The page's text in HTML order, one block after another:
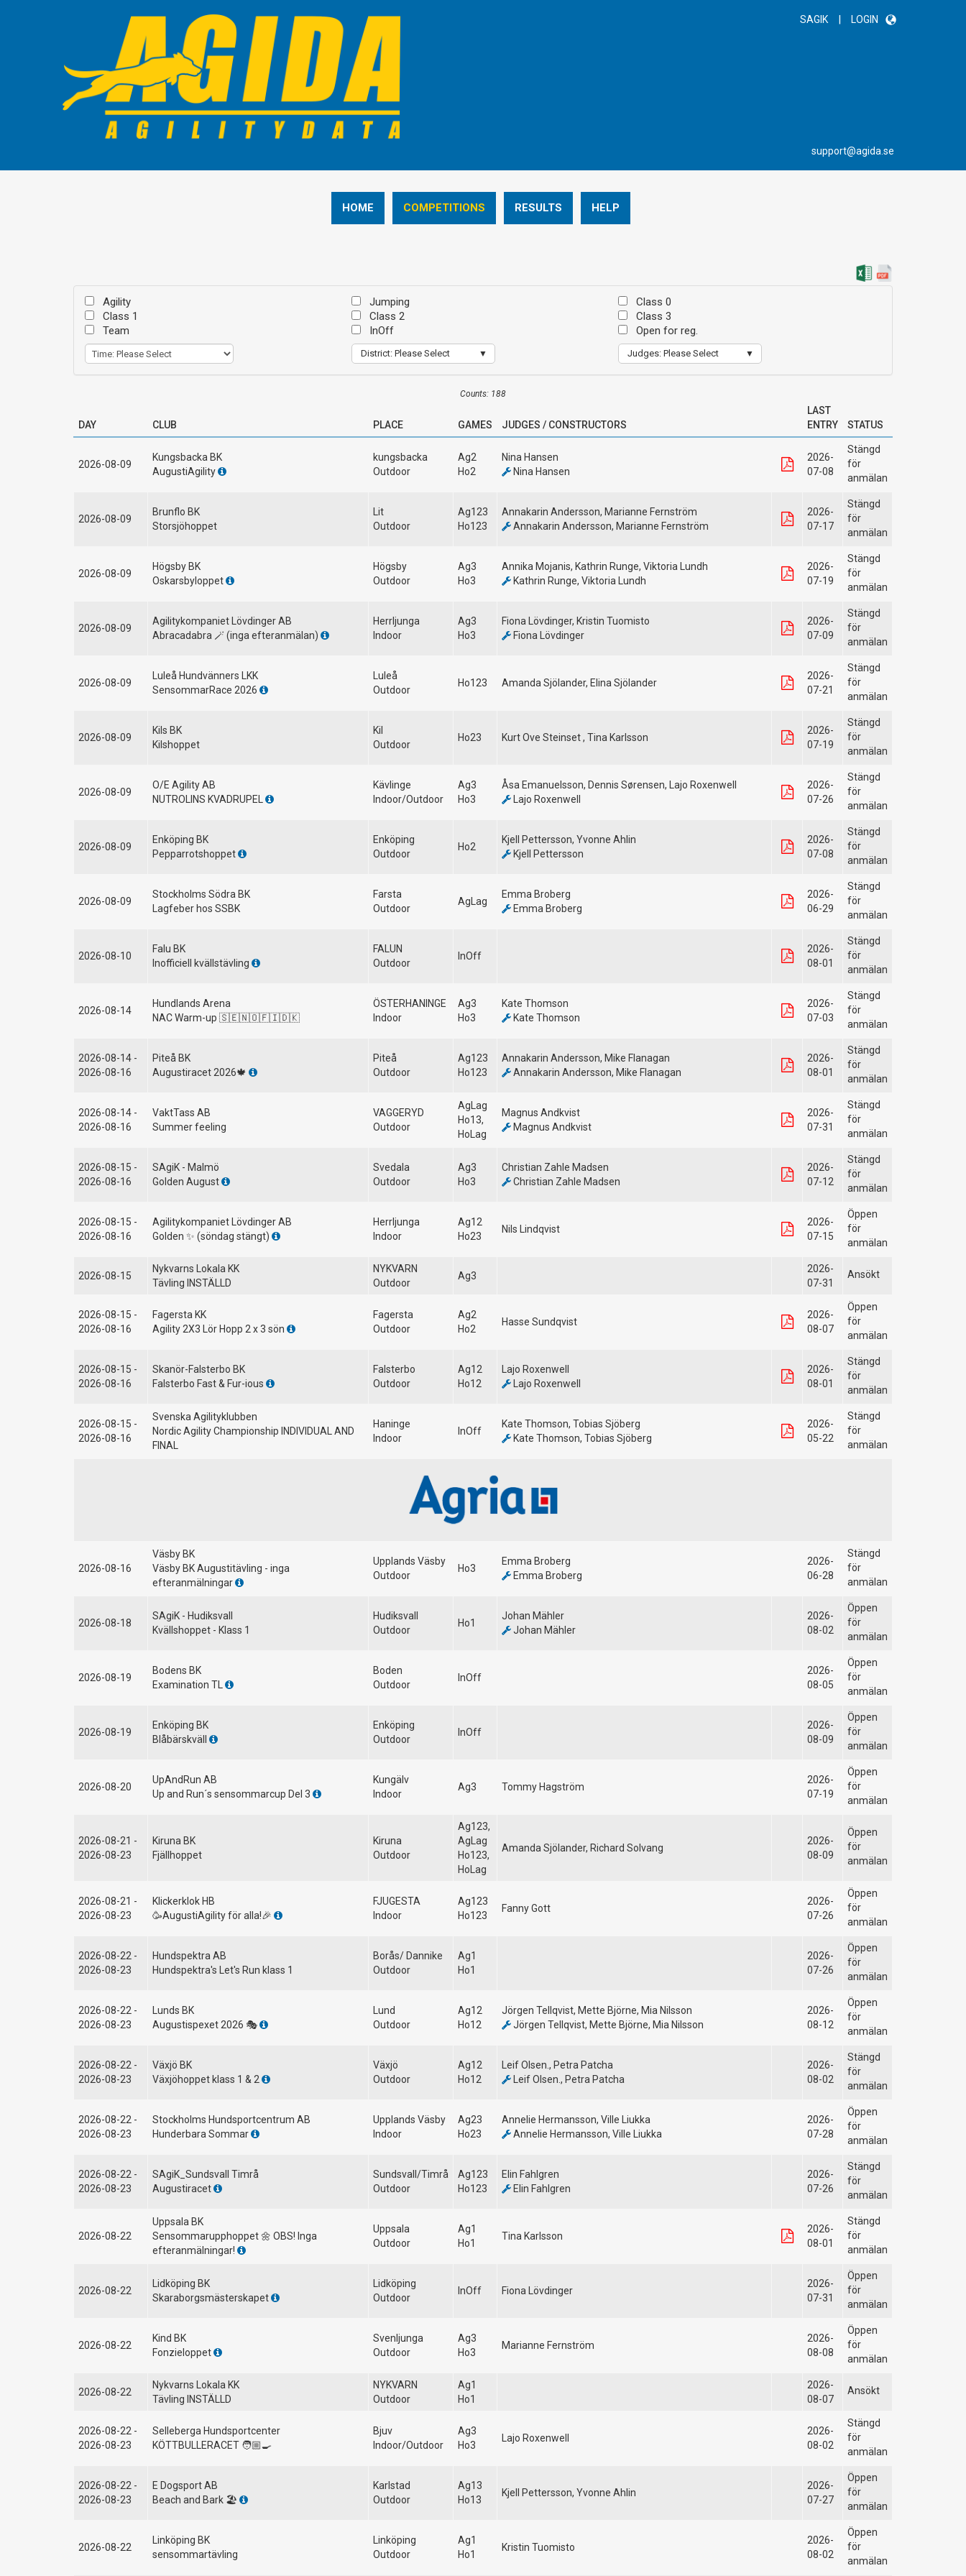
SAGIK | LOGIN
support@agida.se
HOME COMPETITIONS RESULTS HELP
Agility Jumping
Class 0
Class 1
Class 2
Class 3
Team
InOff Open for reg.
District: Please Select Judges: Please Select
Counts: 188
DAY CLUB PLACE GAMES JUDGES / CONSTRUCTORS
LAST
ENTRY
STATUS
2026-08-09
Kungsbacka BK
AugustiAgility
kungsbacka
Outdoor
Ag2
Ho2
Nina Hansen
Nina Hansen
2026-
07-08
Stängd
för
anmälan
2026-08-09
Brunflo BK
Storsjöhoppet
Lit
Outdoor
Ag123
Ho123
Annakarin Andersson, Marianne Fernström
Annakarin Andersson, Marianne Fernström
2026-
07-17
Stängd
för
anmälan
2026-08-09
Högsby BK
Oskarsbyloppet
Högsby
Outdoor
Ag3
Ho3
Annika Mojanis, Kathrin Runge, Viktoria Lundh
Kathrin Runge, Viktoria Lundh
2026-
07-19
Stängd
för
anmälan
2026-08-09
Agilitykompaniet Lövdinger AB
Abracadabra 🪄 (inga efteranmälan)
Herrljunga
Indoor
Ag3
Ho3
Fiona Lövdinger, Kristin Tuomisto
Fiona Lövdinger
2026-
07-09
Stängd
för
anmälan
2026-08-09
Luleå Hundvänners LKK
SensommarRace 2026
Luleå
Outdoor
Ho123 Amanda Sjölander, Elina Sjölander
2026-
07-21
Stängd
för
anmälan
2026-08-09
Kils BK
Kilshoppet
Kil
Outdoor
Ho23 Kurt Ove Steinset , Tina Karlsson
2026-
07-19
Stängd
för
anmälan
2026-08-09
O/E Agility AB
NUTROLINS KVADRUPEL
Kävlinge
Indoor/Outdoor
Ag3
Ho3
Åsa Emanuelsson, Dennis Sørensen, Lajo Roxenwell
Lajo Roxenwell
2026-
07-26
Stängd
för
anmälan
2026-08-09
Enköping BK
Pepparrotshoppet
Enköping
Outdoor
Ho2
Kjell Pettersson, Yvonne Ahlin
Kjell Pettersson
2026-
07-08
Stängd
för
anmälan
2026-08-09
Stockholms Södra BK
Lagfeber hos SSBK
Farsta
Outdoor
AgLag
Emma Broberg
Emma Broberg
2026-
06-29
Stängd
för
anmälan
2026-08-10
Falu BK
Inofficiell kvällstävling
FALUN
Outdoor
InOff
2026-
08-01
Stängd
för
anmälan
2026-08-14
Hundlands Arena
NAC Warm-up 🇸🇪🇳🇴🇫🇮🇩🇰
ÖSTERHANINGE
Indoor
Ag3
Ho3
Kate Thomson
Kate Thomson
2026-
07-03
Stängd
för
anmälan
2026-08-14 -
2026-08-16
Piteå BK
Augustiracet 2026🍁
Piteå
Outdoor
Ag123
Ho123
Annakarin Andersson, Mike Flanagan
Annakarin Andersson, Mike Flanagan
2026-
08-01
Stängd
för
anmälan
2026-08-14 -
2026-08-16
VaktTass AB
Summer feeling
VAGGERYD
Outdoor
AgLag
Ho13,
HoLag
Magnus Andkvist
Magnus Andkvist
2026-
07-31
Stängd
för
anmälan
2026-08-15 -
2026-08-16
SAgiK - Malmö
Golden August
Svedala
Outdoor
Ag3
Ho3
Christian Zahle Madsen
Christian Zahle Madsen
2026-
07-12
Stängd
för
anmälan
2026-08-15 -
2026-08-16
Agilitykompaniet Lövdinger AB
Golden ✨ (söndag stängt)
Herrljunga
Indoor
Ag12
Ho23
Nils Lindqvist
2026-
07-15
Öppen
för
anmälan
2026-08-15
Nykvarns Lokala KK
Tävling INSTÄLLD
NYKVARN
Outdoor
Ag3
2026-
07-31
Ansökt
2026-08-15 -
2026-08-16
Fagersta KK
Agility 2X3 Lör Hopp 2 x 3 sön
Fagersta
Outdoor
Ag2
Ho2
Hasse Sundqvist
2026-
08-07
Öppen
för
anmälan
2026-08-15 -
2026-08-16
Skanör-Falsterbo BK
Falsterbo Fast & Fur-ious
Falsterbo
Outdoor
Ag12
Ho12
Lajo Roxenwell
Lajo Roxenwell
2026-
08-01
Stängd
för
anmälan
2026-08-15 -
2026-08-16
Svenska Agilityklubben
Nordic Agility Championship INDIVIDUAL AND
FINAL
Haninge
Indoor
InOff
Kate Thomson, Tobias Sjöberg
Kate Thomson, Tobias Sjöberg
2026-
05-22
Stängd
för
anmälan
2026-08-16
Väsby BK
Väsby BK Augustitävling - inga
efteranmälningar
Upplands Väsby
Outdoor
Ho3
Emma Broberg
Emma Broberg
2026-
06-28
Stängd
för
anmälan
2026-08-18
SAgiK - Hudiksvall
Kvällshoppet - Klass 1
Hudiksvall
Outdoor
Ho1
Johan Mähler
Johan Mähler
2026-
08-02
Öppen
för
anmälan
2026-08-19
Bodens BK
Examination TL
Boden
Outdoor
InOff
2026-
08-05
Öppen
för
anmälan
2026-08-19
Enköping BK
Blåbärskväll
Enköping
Outdoor
InOff
2026-
08-09
Öppen
för
anmälan
2026-08-20
UpAndRun AB
Up and Run´s sensommarcup Del 3
Kungälv
Indoor
Ag3 Tommy Hagström
2026-
07-19
Öppen
för
anmälan
2026-08-21 -
2026-08-23
Kiruna BK
Fjällhoppet
Kiruna
Outdoor
Ag123,
AgLag
Ho123,
HoLag
Amanda Sjölander, Richard Solvang
2026-
08-09
Öppen
för
anmälan
2026-08-21 -
2026-08-23
Klickerklok HB
🥳AugustiAgility för alla!🎉
FJUGESTA
Indoor
Ag123
Ho123
Fanny Gott
2026-
07-26
Öppen
för
anmälan
2026-08-22 -
2026-08-23
Hundspektra AB
Hundspektra's Let's Run klass 1
Borås/ Dannike
Outdoor
Ag1
Ho1
2026-
07-26
Öppen
för
anmälan
2026-08-22 -
2026-08-23
Lunds BK
Augustispexet 2026 🎭
Lund
Outdoor
Ag12
Ho12
Jörgen Tellqvist, Mette Björne, Mia Nilsson
Jörgen Tellqvist, Mette Björne, Mia Nilsson
2026-
08-12
Öppen
för
anmälan
2026-08-22 -
2026-08-23
Växjö BK
Växjöhoppet klass 1 & 2
Växjö
Outdoor
Ag12
Ho12
Leif Olsen., Petra Patcha
Leif Olsen., Petra Patcha
2026-
08-02
Stängd
för
anmälan
2026-08-22 -
2026-08-23
Stockholms Hundsportcentrum AB
Hunderbara Sommar
Upplands Väsby
Indoor
Ag23
Ho23
Annelie Hermansson, Ville Liukka
Annelie Hermansson, Ville Liukka
2026-
07-28
Öppen
för
anmälan
2026-08-22 -
2026-08-23
SAgiK_Sundsvall Timrå
Augustiracet
Sundsvall/Timrå
Outdoor
Ag123
Ho123
Elin Fahlgren
Elin Fahlgren
2026-
07-26
Stängd
för
anmälan
2026-08-22
Uppsala BK
Sensommarupphoppet 🌼 OBS! Inga
efteranmälningar!
Uppsala
Outdoor
Ag1
Ho1
Tina Karlsson
2026-
08-01
Stängd
för
anmälan
2026-08-22
Lidköping BK
Skaraborgsmästerskapet
Lidköping
Outdoor
InOff Fiona Lövdinger
2026-
07-31
Öppen
för
anmälan
2026-08-22
Kind BK
Fonzieloppet
Svenljunga
Outdoor
Ag3
Ho3
Marianne Fernström
2026-
08-08
Öppen
för
anmälan
2026-08-22
Nykvarns Lokala KK
Tävling INSTÄLLD
NYKVARN
Outdoor
Ag1
Ho1
2026-
08-07
Ansökt
2026-08-22 -
2026-08-23
Selleberga Hundsportcenter
KÖTTBULLERACET 🧑🏼‍🍳
Bjuv
Indoor/Outdoor
Ag3
Ho3
Lajo Roxenwell
2026-
08-02
Stängd
för
anmälan
2026-08-22 -
2026-08-23
E Dogsport AB
Beach and Bark 🏖️
Karlstad
Outdoor
Ag13
Ho13
Kjell Pettersson, Yvonne Ahlin
2026-
07-27
Öppen
för
anmälan
2026-08-22
Linköping BK
sensommartävling
Linköping
Outdoor
Ag1
Ho1
Kristin Tuomisto
2026-
08-02
Öppen
för
anmälan